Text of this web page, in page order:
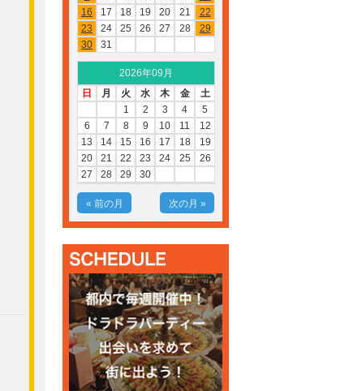
16
17 18 19 20 21
22
23
24 25 26 27 28
29
30
31
2026年09月
日
月 火 水 木 金
土
1
2 3 4
5
6
7 8 9 10 11
12
13
14 15 16 17 18
19
20
21 22 23 24 25
26
27
28 29 30
« 前の月 次の月 »